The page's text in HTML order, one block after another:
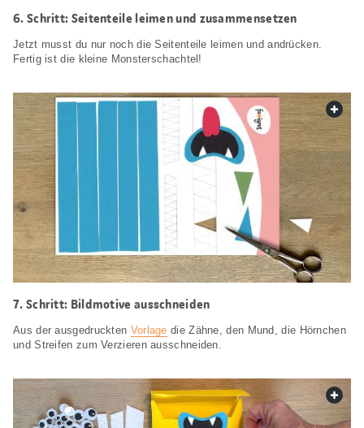
6. Schritt: Seitenteile leimen und zusammensetzen
Jetzt musst du nur noch die Seitenteile leimen und andrücken.
Fertig ist die kleine Monsterschachtel!
7. Schritt: Bildmotive ausschneiden
Aus der ausgedruckten Vorlage die Zähne, den Mund, die Hörnchen
und Streifen zum Verzieren ausschneiden.